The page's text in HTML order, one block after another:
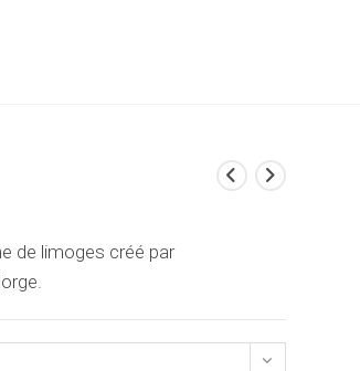
de limoges créé par